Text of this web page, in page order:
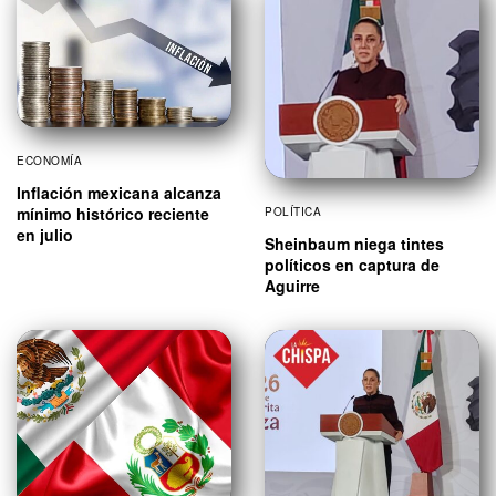
ECONOMÍA
Inflación mexicana alcanza
mínimo histórico reciente
en julio
POLÍTICA
Sheinbaum niega tintes
políticos en captura de
Aguirre